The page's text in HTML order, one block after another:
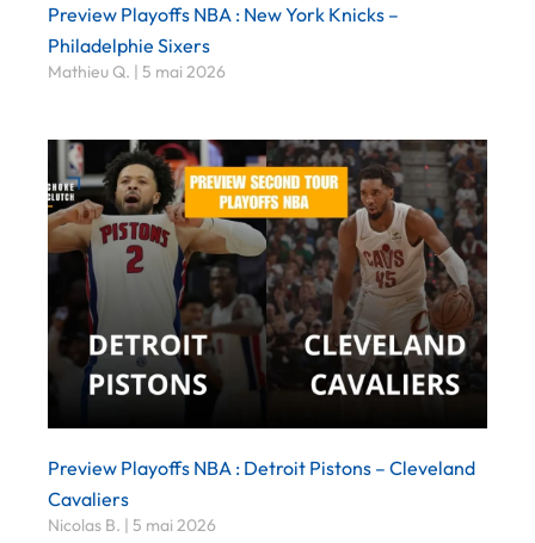
Preview Playoffs NBA : New York Knicks –
Philadelphie Sixers
Mathieu Q. 5 mai 2026
Preview Playoffs NBA : Detroit Pistons – Cleveland
Cavaliers
Nicolas B. 5 mai 2026